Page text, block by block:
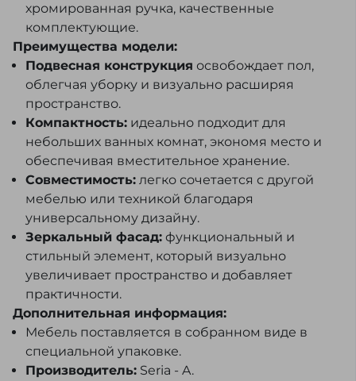
хромированная ручка, качественные
комплектующие.
Преимущества модели:
Подвесная конструкция освобождает пол,
облегчая уборку и визуально расширяя
пространство.
Компактность: идеально подходит для
небольших ванных комнат, экономя место и
обеспечивая вместительное хранение.
Совместимость: легко сочетается с другой
мебелью или техникой благодаря
универсальному дизайну.
Зеркальный фасад: функциональный и
стильный элемент, который визуально
увеличивает пространство и добавляет
практичности.
Дополнительная информация:
Мебель поставляется в собранном виде в
специальной упаковке.
Производитель: Seria - A.